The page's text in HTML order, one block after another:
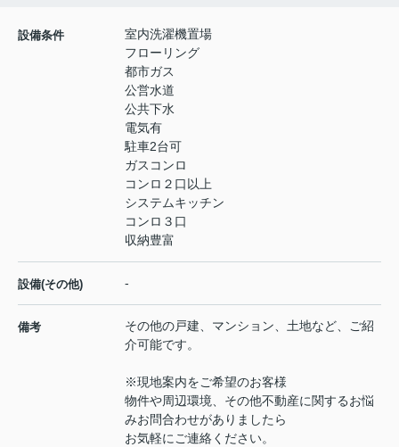
設備条件
室内洗濯機置場
フローリング
都市ガス
公営水道
公共下水
電気有
駐車2台可
ガスコンロ
コンロ２口以上
システムキッチン
コンロ３口
収納豊富
設備(その他) -
備考
その他の戸建、マンション、土地など、ご紹
介可能です。
※現地案内をご希望のお客様
物件や周辺環境、その他不動産に関するお悩
みお問合わせがありましたら
お気軽にご連絡ください。